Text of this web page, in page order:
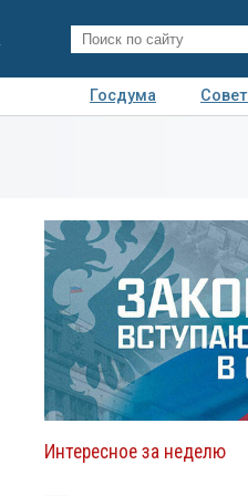
Госдума
Интересное за неделю